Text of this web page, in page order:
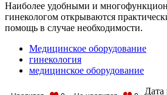
Наиболее удобными и
гинекологом открываются
помощь в случае необходимости.
Медицинское оборудование
гинекология
медицинское оборудование
Дата